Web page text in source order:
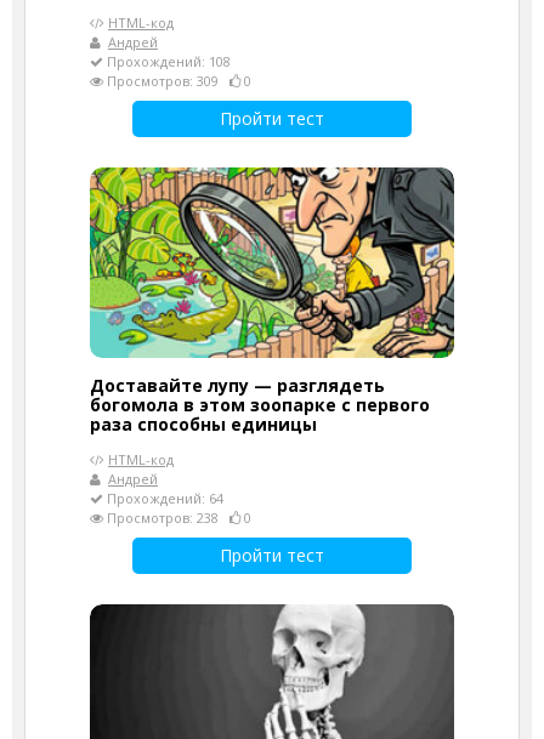
HTML-код
Андрей
Прохождений: 108
Просмотров: 309
0
Пройти тест
Доставайте лупу — разглядеть
богомола в этом зоопарке с первого
раза способны единицы
HTML-код
Андрей
Прохождений: 64
Просмотров: 238
0
Пройти тест